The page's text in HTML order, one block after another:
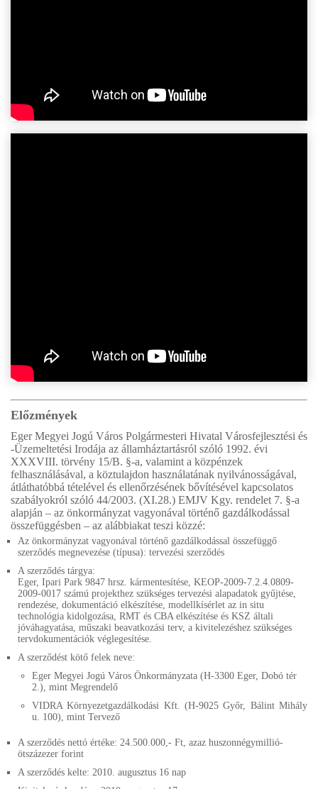
Előzmények
Eger Megyei Jogú Város Polgármesteri Hivatal Városfejlesztési és
-Üzemeltetési Irodája az államháztartásról szóló 1992. évi
XXXVIII. törvény 15/B. §-a, valamint a közpénzek
felhasználásával, a köztulajdon használatának nyilvánosságával,
átláthatóbbá tételével és ellenőrzésének bővítésével kapcsolatos
szabályokról szóló 44/2003. (XI.28.) EMJV Kgy. rendelet 7. §-a
alapján – az önkormányzat vagyonával történő gazdálkodással
összefüggésben – az alábbiakat teszi közzé:
Az önkormányzat vagyonával történő gazdálkodással összefüggő
szerződés megnevezése (típusa): tervezési szerződés
A szerződés tárgya:
Eger, Ipari Park 9847 hrsz. kármentesítése, KEOP-2009-7.2.4.0809-
2009-0017 számú projekthez szükséges tervezési alapadatok gyűjtése,
rendezése, dokumentáció elkészítése, modellkísérlet az in situ
technológia kidolgozása, RMT és CBA elkészítése és KSZ általi
jóváhagyatása, műszaki beavatkozási terv, a kivitelezéshez szükséges
tervdokumentációk véglegesítése.
A szerződést kötő felek neve:
Eger Megyei Jogú Város Önkormányzata (H-3300 Eger, Dobó tér
2.), mint Megrendelő
VIDRA Környezetgazdálkodási Kft. (H-9025 Győr, Bálint Mihály
u. 100), mint Tervező
A szerződés nettó értéke: 24.500.000,- Ft, azaz huszonnégymillió-
ötszázezer forint
A szerződés kelte: 2010. augusztus 16 nap